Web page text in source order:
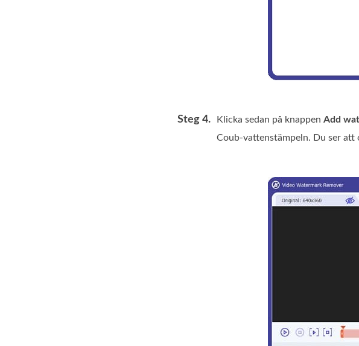
Steg 4. Klicka sedan på knappen Add
Coub‑vattenstämpeln. Du ser